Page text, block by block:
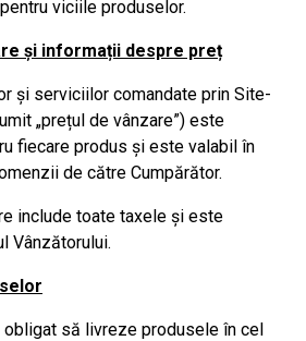
viciile produselor.
și informații despre preț
și serviciilor comandate prin Site-
„prețul de vânzare”) este
fiecare produs și este valabil în
de către Cumpărător.
include toate taxele și este
Vânzătorului.
obligat să livreze produsele în cel